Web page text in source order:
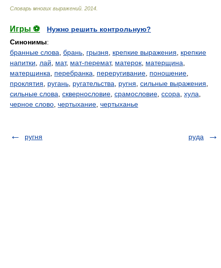
Словарь многих выражений 2014
Игры ⚽
Нужно решить контрольную?
Синонимы:
бранные слова брань грызня крепкие выражения
крепкие
напитки
лай мат, мат-перемат, матерок матерщина
матерщинка
перебранка переругивание поношение
проклятия
ругань ругательства ругня сильные выражения
сильные слова сквернословие срамословие ссора хула
черное слово чертыхание чертыханье
ругня руда